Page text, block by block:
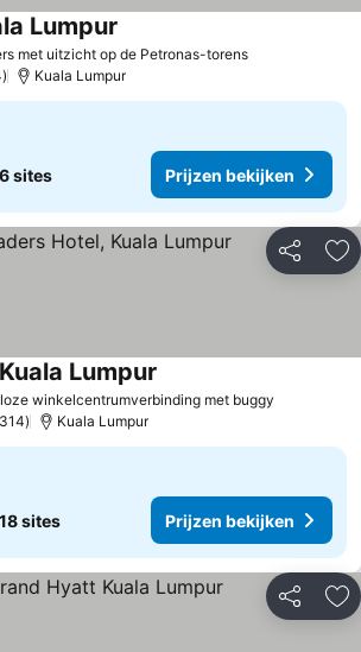
met uitzicht op de Petronas-torens
Lumpur
Kuala Lumpur
6 sites Prijzen bekijken
Delen
winkelcentrumverbinding met buggy
Lumpur
Kuala Lumpur
18 sites Prijzen bekijken
Delen